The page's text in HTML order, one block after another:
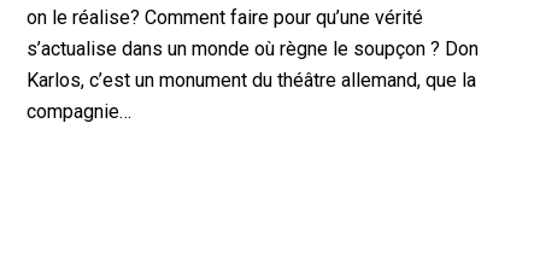
on le réalise? Comment faire pour qu’une vérité
s’actualise dans un monde où règne le soupçon ? Don
Karlos, c’est un monument du théâtre allemand, que la
compagnie…